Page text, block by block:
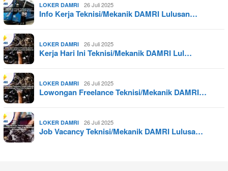
LOKER DAMRI 26 Juli 2025
Info Kerja Teknisi/Mekanik DAMRI Lulusan…
LOKER DAMRI 26 Juli 2025
Kerja Hari Ini Teknisi/Mekanik DAMRI Lul…
LOKER DAMRI 26 Juli 2025
Lowongan Freelance Teknisi/Mekanik DAMRI…
LOKER DAMRI 26 Juli 2025
Job Vacancy Teknisi/Mekanik DAMRI Lulusa…